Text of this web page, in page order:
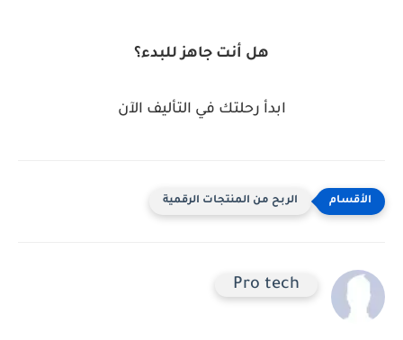
هل أنت جاهز للبدء؟
ابدأ رحلتك في التأليف الآن
الربح من المنتجات الرقمية
Pro tech